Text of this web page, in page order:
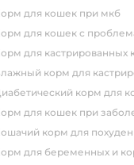
корм для кошек при мкб
корм для кошек с
Корм для кастрированных
влажный корм для
диабетический корм для
корм для кошек при
кошачий корм для
корм для беременных и